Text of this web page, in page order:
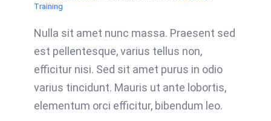
Training
Nulla sit amet nunc massa. Praesent sed
est pellentesque, varius tellus non,
efficitur nisi. Sed sit amet purus in odio
varius tincidunt. Mauris ut ante lobortis,
elementum orci efficitur, bibendum leo.